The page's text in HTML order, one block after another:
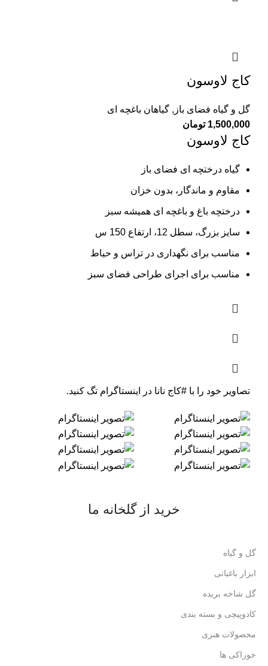
کاج لاوسون
گل و گیاه فضای باز , گیاهان باغچه ای
1,500,000 تومان
کاج لاوسون
گیاه درختچه ای فضای باز
مقاوم و ماندگار، بدون خزان
درختچه باغ و باغچه ای همیشه سبز
سایز بزرگ، سطل 12، ارتفاع 150 س
مناسب برای نگهداری در تراس و حیاط
مناسب برای اجرای طراحی فضای سبز
تصاویر خود را با #کاج نانا در اینستاگرام تگ کنید.
خرید از گلخانه ما
گل و گیاه
ابزار باغبانی
گل شاخه بریده
کادوپیچی و بسته بندی
محصولات هنری
خوراکی ها